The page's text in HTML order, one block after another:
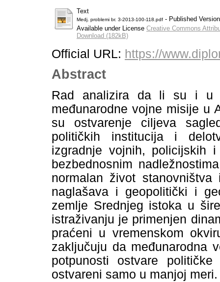
Text
Medj. problemi br. 3-2013-100-118.pdf - Published Version
Available under License Creative Commons
Download (182kB)
Official URL: https://
Abstract
Rad analizira da li su i u
međunarodne vojne misije u
su ostvarenje ciljeva
političkih institucija i
izgradnje vojnih, policijskih
bezbednosnim
normalan život
naglašava i geopolitički i
zemlje Srednjeg istoka u
istraživanju je primenjen
praćeni u vremenskom
zaključuju da međunarodna
potpunosti ostvare
ostvareni samo u manjoj meri.